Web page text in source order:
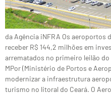
da Agência iNFRA Os aeroportos
receber R$ 144,2 milhões em
arrematados no primeiro leilão
MPor (Ministério de Portos e
modernizar a infraestrutura
turismo no litoral do Ceará. O